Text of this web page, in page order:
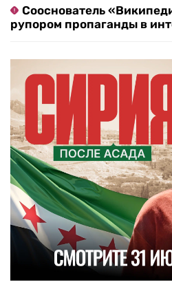
Сооснователь
рупором пропаганды в